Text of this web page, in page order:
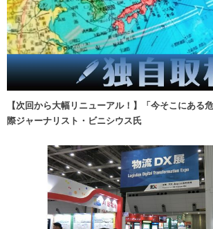
【次回から大幅リニューアル！】「今そこにあ
際ジャーナリスト・ビニシウス氏